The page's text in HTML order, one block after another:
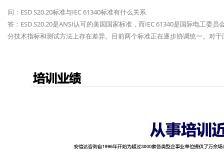
问：ESD S20.20标准与IEC 61340标准有什么关系
答：ESD S20.20是ANSI认可的美国国家标准，而IEC 61340是国际电工委
分技术指标和测试方法上存在差异。目前两个标准正在逐步协调统一。对